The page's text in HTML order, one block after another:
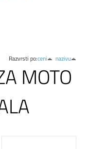
Razvrsti po:ceni nazivu
MOTO